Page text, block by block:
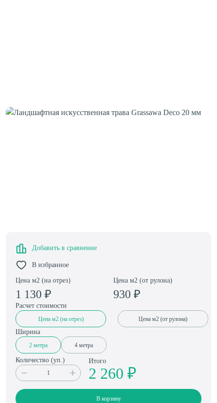
Цена м2 (на отрез)
1 130 ₽
Цена м2 (от рулона)
930 ₽
Добавить в сравнение
В избранное
Расчет стоимости
Цена м2 (на отрез) Цена м2 (от рулона)
Ширина
2 метра 4 метра
Количество (уп.) Итого
2 260 ₽
В корзину